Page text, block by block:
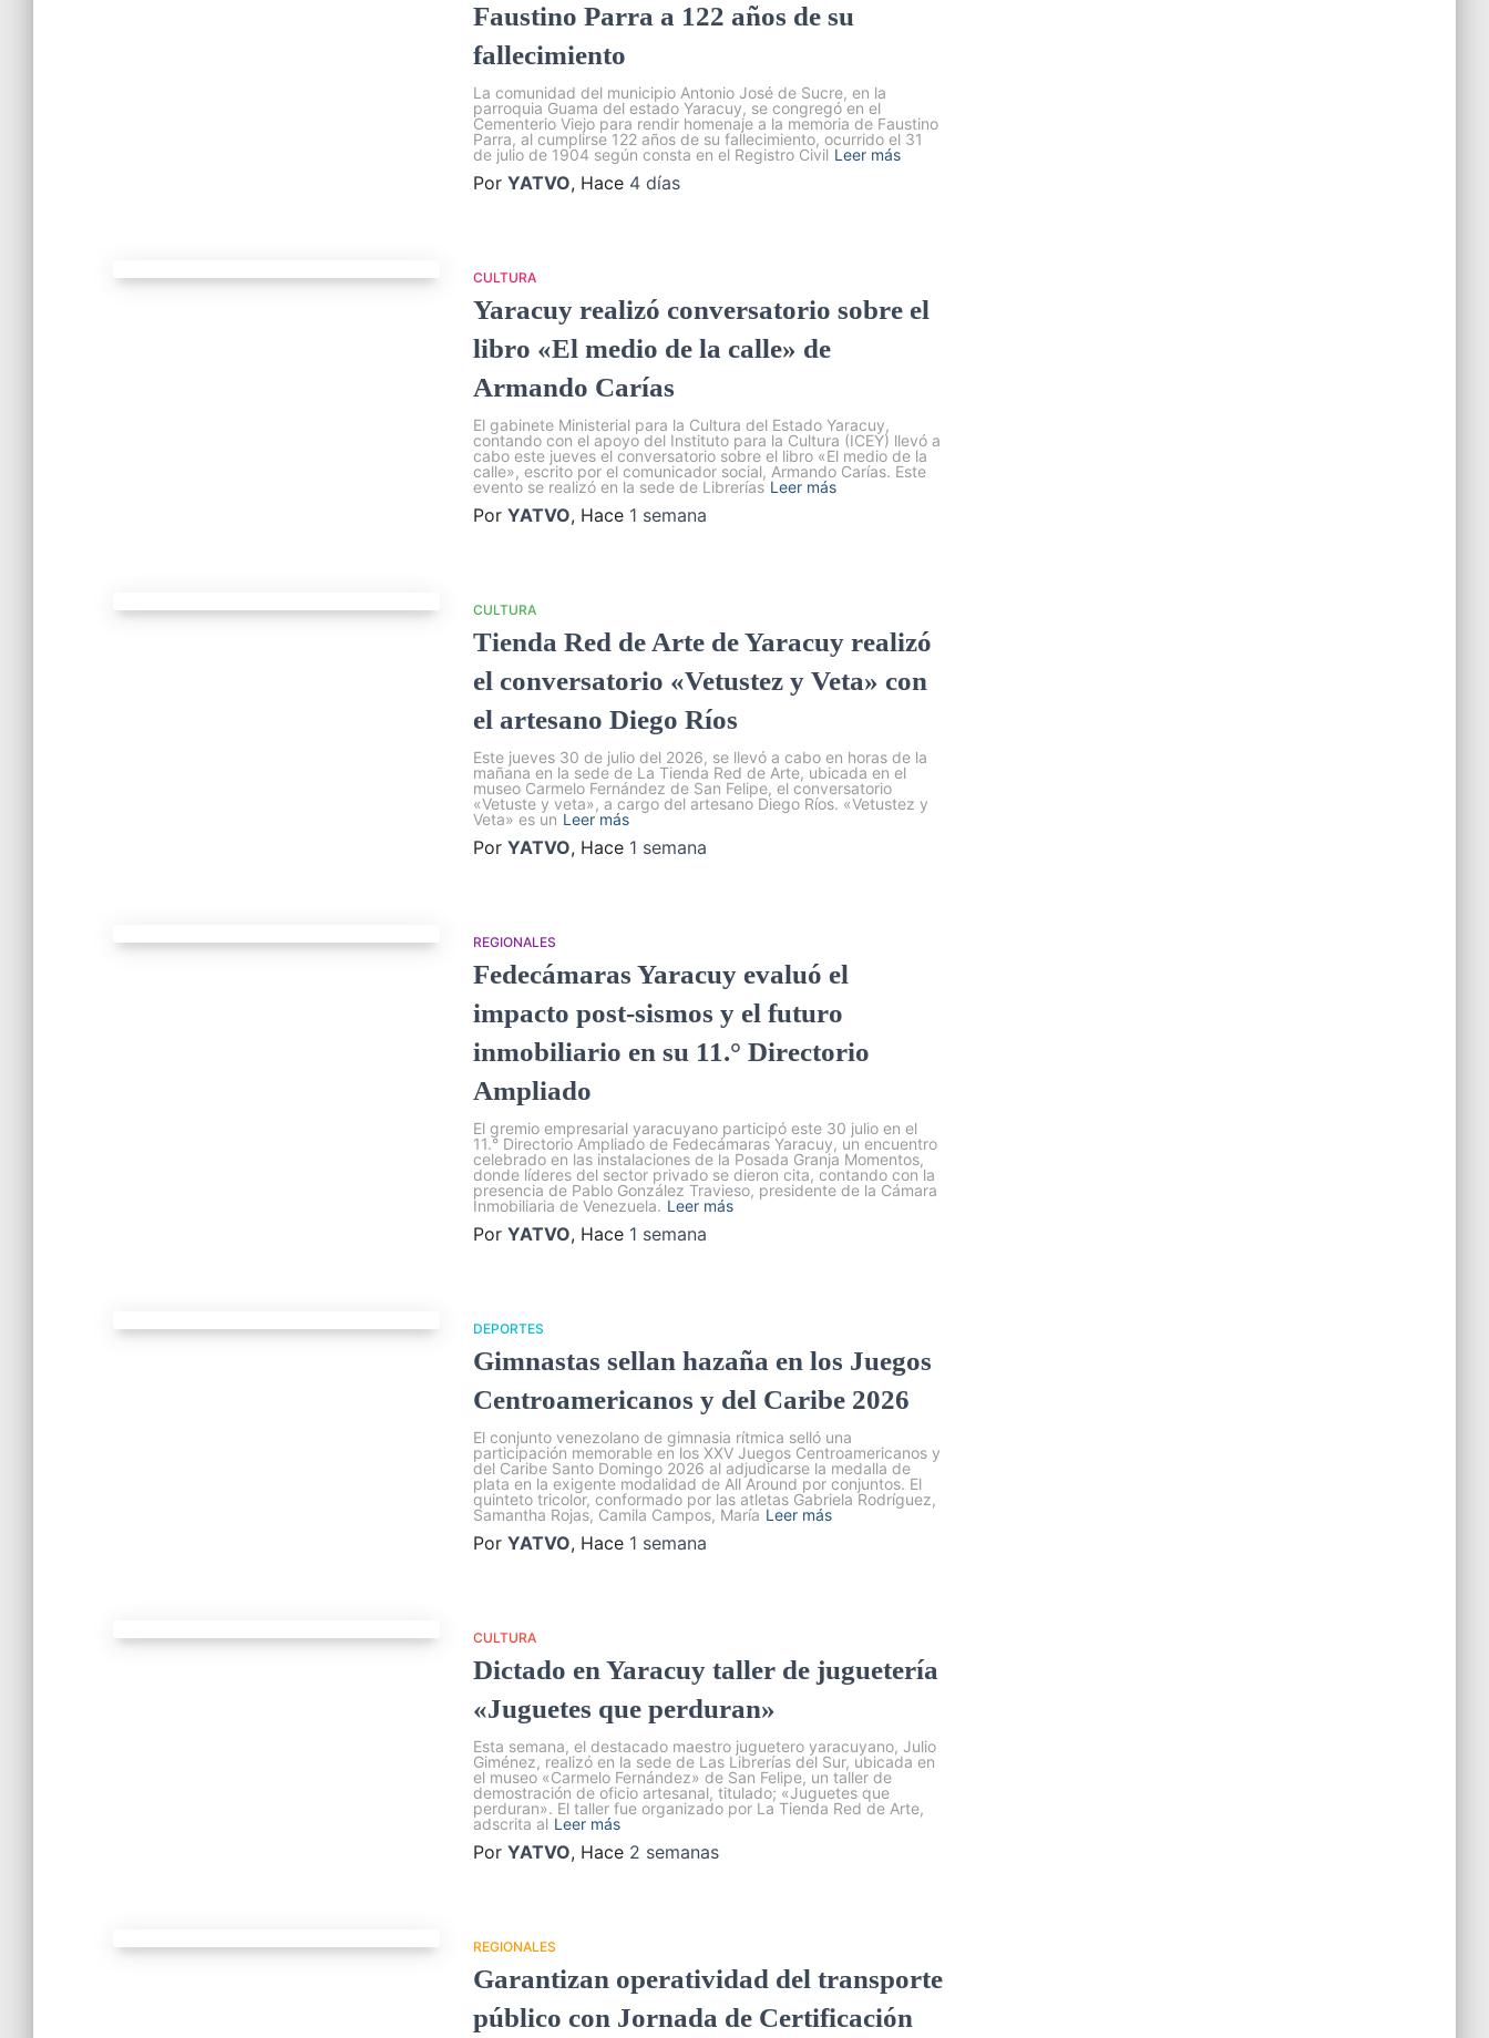
Faustino Parra a 122 años de su
fallecimiento
La comunidad del municipio Antonio José de Sucre, en la
parroquia Guama del estado Yaracuy, se congregó en el
Cementerio Viejo para rendir homenaje a la memoria de Faustino
Parra, al cumplirse 122 años de su fallecimiento, ocurrido el 31
de julio de 1904 según consta en el Registro Civil Leer más
Por YATVO, Hace 4 días
CULTURA
Yaracuy realizó conversatorio sobre el
libro «El medio de la calle» de
Armando Carías
El gabinete Ministerial para la Cultura del Estado Yaracuy,
contando con el apoyo del Instituto para la Cultura (ICEY) llevó a
cabo este jueves el conversatorio sobre el libro «El medio de la
calle», escrito por el comunicador social, Armando Carías. Este
evento se realizó en la sede de Librerías Leer más
Por YATVO, Hace 1 semana
CULTURA
Tienda Red de Arte de Yaracuy realizó
el conversatorio «Vetustez y Veta» con
el artesano Diego Ríos
Este jueves 30 de julio del 2026, se llevó a cabo en horas de la
mañana en la sede de La Tienda Red de Arte, ubicada en el
museo Carmelo Fernández de San Felipe, el conversatorio
«Vetuste y veta», a cargo del artesano Diego Ríos. «Vetustez y
Veta» es un Leer más
Por YATVO, Hace 1 semana
REGIONALES
Fedecámaras Yaracuy evaluó el
impacto post-sismos y el futuro
inmobiliario en su 11.° Directorio
Ampliado
El gremio empresarial yaracuyano participó este 30 julio en el
11.° Directorio Ampliado de Fedecámaras Yaracuy, un encuentro
celebrado en las instalaciones de la Posada Granja Momentos,
donde líderes del sector privado se dieron cita, contando con la
presencia de Pablo González Travieso, presidente de la Cámara
Inmobiliaria de Venezuela. Leer más
Por YATVO, Hace 1 semana
DEPORTES
Gimnastas sellan hazaña en los Juegos
Centroamericanos y del Caribe 2026
El conjunto venezolano de gimnasia rítmica selló una
participación memorable en los XXV Juegos Centroamericanos y
del Caribe Santo Domingo 2026 al adjudicarse la medalla de
plata en la exigente modalidad de All Around por conjuntos. El
quinteto tricolor, conformado por las atletas Gabriela Rodríguez,
Samantha Rojas, Camila Campos, María Leer más
Por YATVO, Hace 1 semana
CULTURA
Dictado en Yaracuy taller de juguetería
«Juguetes que perduran»
Esta semana, el destacado maestro juguetero yaracuyano, Julio
Giménez, realizó en la sede de Las Librerías del Sur, ubicada en
el museo «Carmelo Fernández» de San Felipe, un taller de
demostración de oficio artesanal, titulado; «Juguetes que
perduran». El taller fue organizado por La Tienda Red de Arte,
adscrita al Leer más
Por YATVO, Hace 2 semanas
REGIONALES
Garantizan operatividad del transporte
público con Jornada de Certificación